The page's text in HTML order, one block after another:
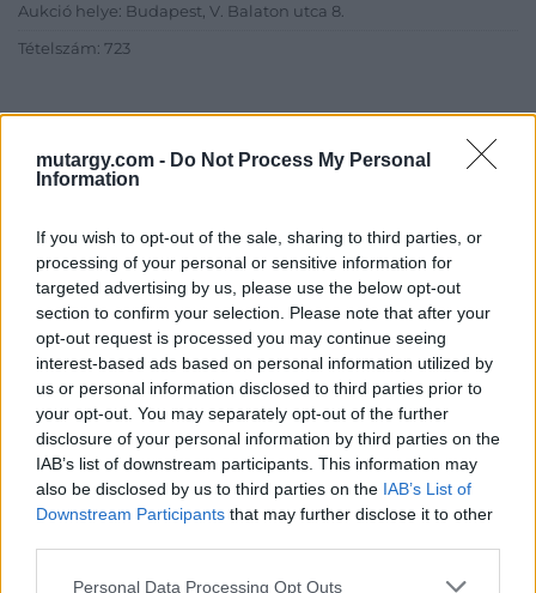
mutargy.com - Do Not Process My Personal
Information
If you wish to opt-out of the sale, sharing to third parties, or
processing of your personal or sensitive information for
targeted advertising by us, please use the below opt-out
section to confirm your selection. Please note that after your
opt-out request is processed you may continue seeing
interest-based ads based on personal information utilized by
us or personal information disclosed to third parties prior to
your opt-out. You may separately opt-out of the further
disclosure of your personal information by third parties on the
IAB’s list of downstream participants. This information may
also be disclosed by us to third parties on the IAB’s List of
Downstream Participants that may further disclose it to other
Personal Data Processing Opt Outs
Aukció helye: Budapest, V. Balaton utca 8.
Tételszám: 723
Eladó adatai
Eladó:Nagyházi Galéria és
Nagyházi Galéria és Aukciósház
Kft.
1055 Budapest, Balaton utca 8.
Telefon: +361 475 6000 +361
4756005
Weboldal:
http://www.nagyhazi.hu
Bemutatkozás: Magas színvonalú festmények és műtárgyak,
bútorok, szőnyegek, üveg, porcelán és ezüst tárgyak, ékszerek,
néprajzi tárgyak értékesítése és aukcionálása. Hagyatékok és
gyűjtemények árverezése. Ingyenes értékbecslés. Árveréseinkre
a tárgyfelvétel folyamatos.